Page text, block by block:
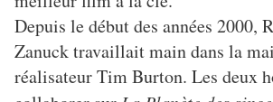
Depuis le début des années 2000,
Zanuck travaillait main dans la
réalisateur Tim Burton. Les deux